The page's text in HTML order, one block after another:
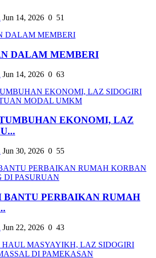
Jun 14, 2026 0 51
DALAM MEMBERI
Jun 14, 2026 0 63
EKONOMI, LAZ
Jun 30, 2026 0 55
BANTU PERBAIKAN RUMAH
Jun 22, 2026 0 43